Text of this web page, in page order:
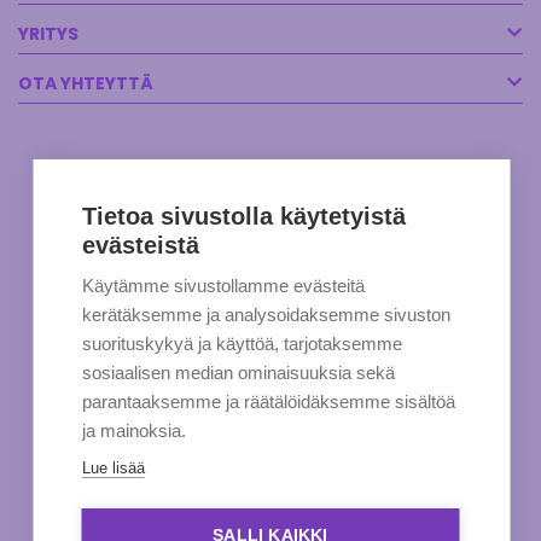
YRITYS
OTA YHTEYTTÄ
Tietoa sivustolla käytetyistä
evästeistä
Käytämme sivustollamme evästeitä
kerätäksemme ja analysoidaksemme sivuston
suorituskykyä ja käyttöä, tarjotaksemme
sosiaalisen median ominaisuuksia sekä
parantaaksemme ja räätälöidäksemme sisältöä
ja mainoksia.
Lue lisää
SALLI KAIKKI